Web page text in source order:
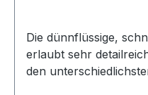
Die dünnflüssige,
erlaubt sehr
den